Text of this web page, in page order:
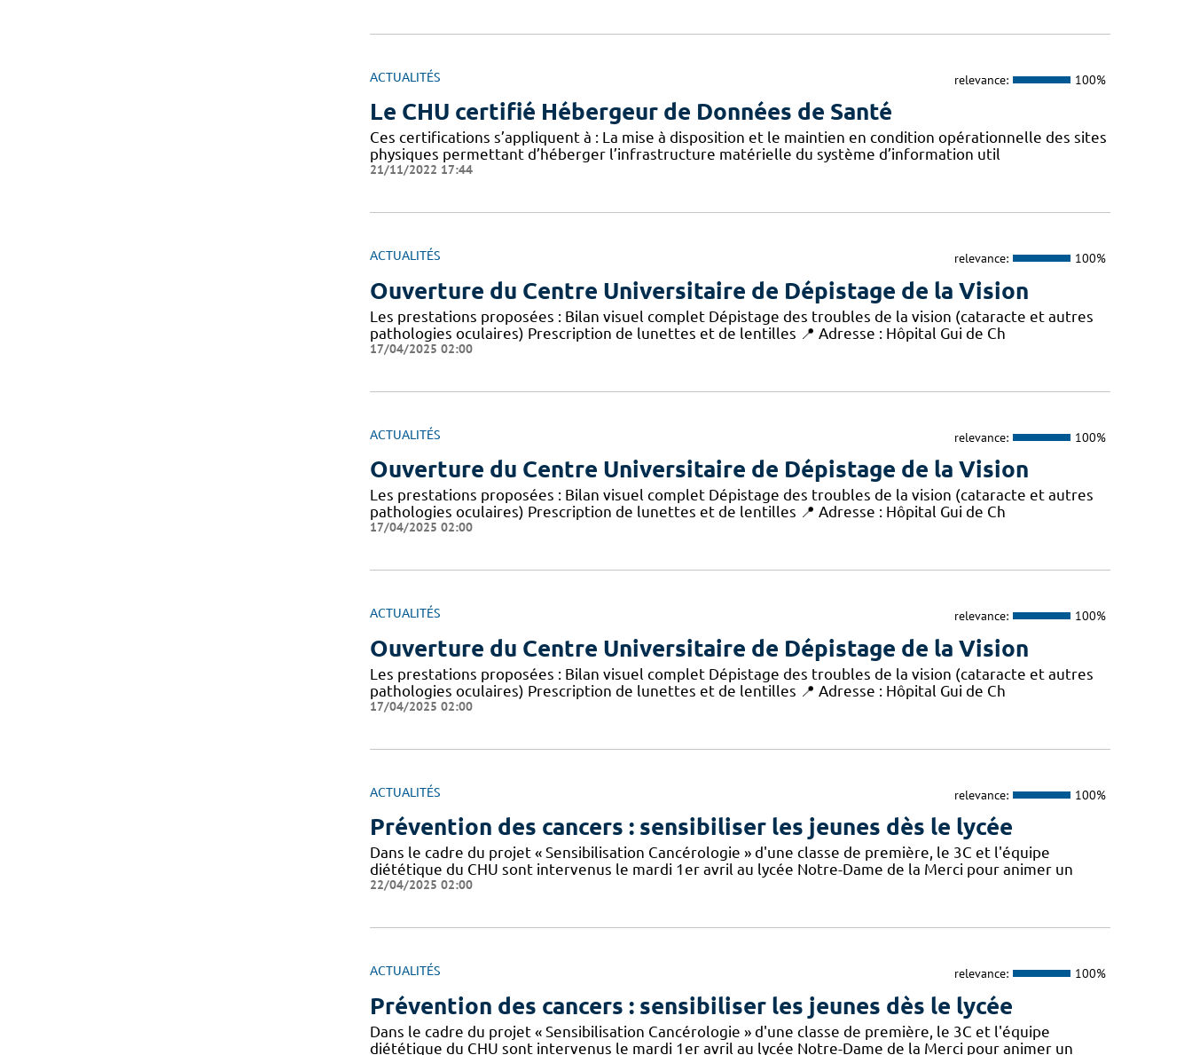
ACTUALITÉS relevance: 100%
Le CHU certifié Hébergeur de Données de Santé
Ces certifications s’appliquent à : La mise à disposition et le maintien en condition opérationnelle des sites
physiques permettant d’héberger l’infrastructure matérielle du système d’information util
21/11/2022 17:44
ACTUALITÉS relevance: 100%
Ouverture du Centre Universitaire de Dépistage de la Vision
Les prestations proposées : Bilan visuel complet Dépistage des troubles de la vision (cataracte et autres
pathologies oculaires) Prescription de lunettes et de lentilles 📍 Adresse : Hôpital Gui de Ch
17/04/2025 02:00
ACTUALITÉS relevance: 100%
Ouverture du Centre Universitaire de Dépistage de la Vision
Les prestations proposées : Bilan visuel complet Dépistage des troubles de la vision (cataracte et autres
pathologies oculaires) Prescription de lunettes et de lentilles 📍 Adresse : Hôpital Gui de Ch
17/04/2025 02:00
ACTUALITÉS relevance: 100%
Ouverture du Centre Universitaire de Dépistage de la Vision
Les prestations proposées : Bilan visuel complet Dépistage des troubles de la vision (cataracte et autres
pathologies oculaires) Prescription de lunettes et de lentilles 📍 Adresse : Hôpital Gui de Ch
17/04/2025 02:00
ACTUALITÉS relevance: 100%
Prévention des cancers : sensibiliser les jeunes dès le lycée
Dans le cadre du projet « Sensibilisation Cancérologie » d'une classe de première, le 3C et l'équipe
diététique du CHU sont intervenus le mardi 1er avril au lycée Notre-Dame de la Merci pour animer un
22/04/2025 02:00
ACTUALITÉS relevance: 100%
Prévention des cancers : sensibiliser les jeunes dès le lycée
Dans le cadre du projet « Sensibilisation Cancérologie » d'une classe de première, le 3C et l'équipe
diététique du CHU sont intervenus le mardi 1er avril au lycée Notre-Dame de la Merci pour animer un